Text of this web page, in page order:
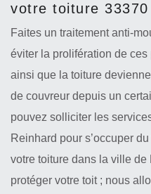
votre toiture
Faites un traitement anti-
éviter la prolifération de
ainsi que la toiture
de couvreur depuis un
pouvez solliciter les
Reinhard pour s’occuper
votre toiture dans la ville
protéger votre toit ; nous